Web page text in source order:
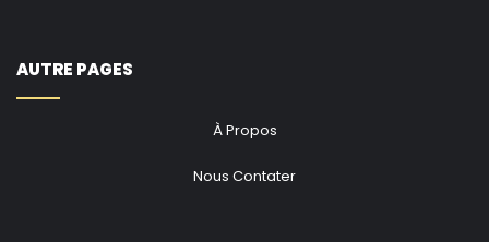
AUTRE PAGES
À Propos
Nous Contater